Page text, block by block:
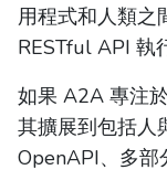
用程式和人類之
RESTful API 執
如果 A2A 專注
其擴展到包括人
OpenAPI、多部